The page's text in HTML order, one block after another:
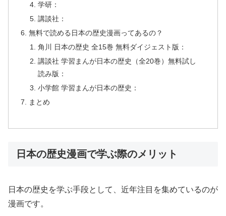
学研：
講談社：
無料で読める日本の歴史漫画ってあるの？
角川 日本の歴史 全15巻 無料ダイジェスト版：
講談社 学習まんが日本の歴史（全20巻）無料試し
読み版：
小学館 学習まんが日本の歴史：
まとめ
日本の歴史漫画で学ぶ際のメリット
日本の歴史を学ぶ手段として、近年注目を集めているのが
漫画です。